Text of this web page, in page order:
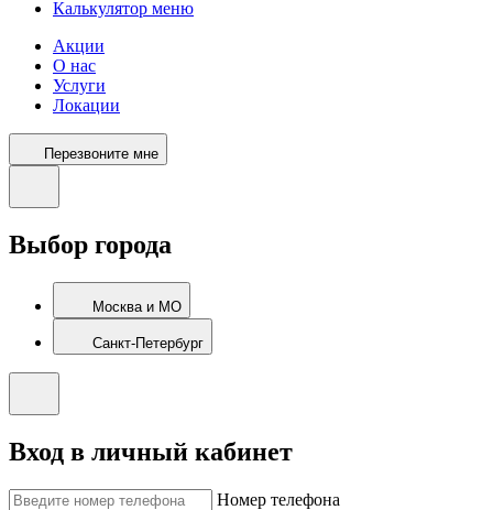
Калькулятор меню
Акции
О нас
Услуги
Локации
Перезвоните мне
Выбор города
Москва и МО
Санкт-Петербург
Вход в личный кабинет
Номер телефона